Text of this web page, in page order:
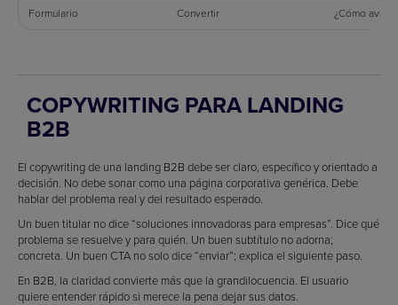
Formulario Convertir ¿Cómo
COPYWRITING PARA LANDING
B2B
El copywriting de una landing B2B debe ser claro, específico y orientado a
decisión. No debe sonar como una página corporativa genérica. Debe
hablar del problema real y del resultado esperado.
Un buen titular no dice “soluciones innovadoras para empresas”. Dice qué
problema se resuelve y para quién. Un buen subtítulo no adorna;
concreta. Un buen CTA no solo dice “enviar”; explica el siguiente paso.
En B2B, la claridad convierte más que la grandilocuencia. El usuario
quiere entender rápido si merece la pena dejar sus datos.